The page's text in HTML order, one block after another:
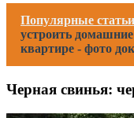
Популярные статьи
устроить
квартире - фото
Черная свинья: